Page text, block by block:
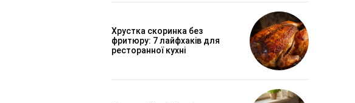
Хрустка скоринка без
фритюру: 7 лайфхаків для
ресторанної кухні